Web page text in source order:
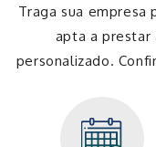
Traga sua empresa
apta a prestar
personalizado.